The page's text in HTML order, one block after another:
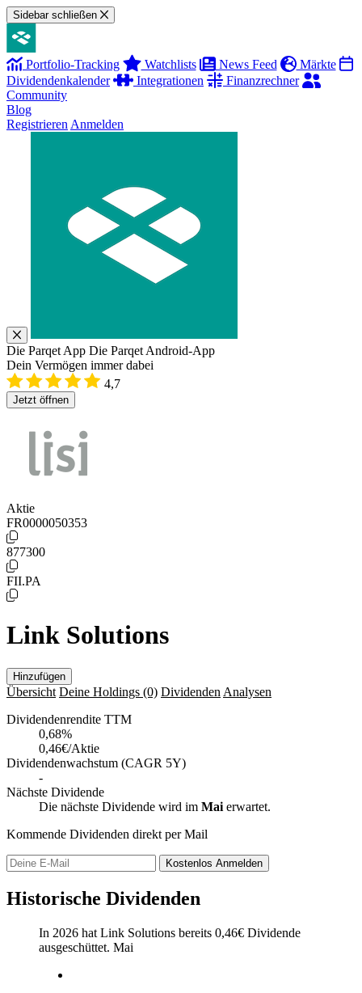
Sidebar schließen
Portfolio-Tracking Watchlists News Feed
Märkte
Dividendenkalender
Integrationen
Finanzrechner
Community
Blog
Registrieren Anmelden
Die Parqet App Die Parqet Android-App
Dein Vermögen immer dabei
4,7
Jetzt öffnen
Aktie
FR0000050353
877300
FII.PA
Link Solutions
Hinzufügen
Übersicht Deine Holdings (0) Dividenden Analysen
Dividendenrendite TTM
0,68%
0,46€/Aktie
Dividendenwachstum (CAGR 5Y)
-
Nächste Dividende
Die nächste Dividende wird im Mai erwartet.
Kommende Dividenden direkt per Mail
Kostenlos Anmelden
Historische Dividenden
In 2026 hat Link Solutions bereits 0,46€ Dividende
ausgeschüttet. Mai